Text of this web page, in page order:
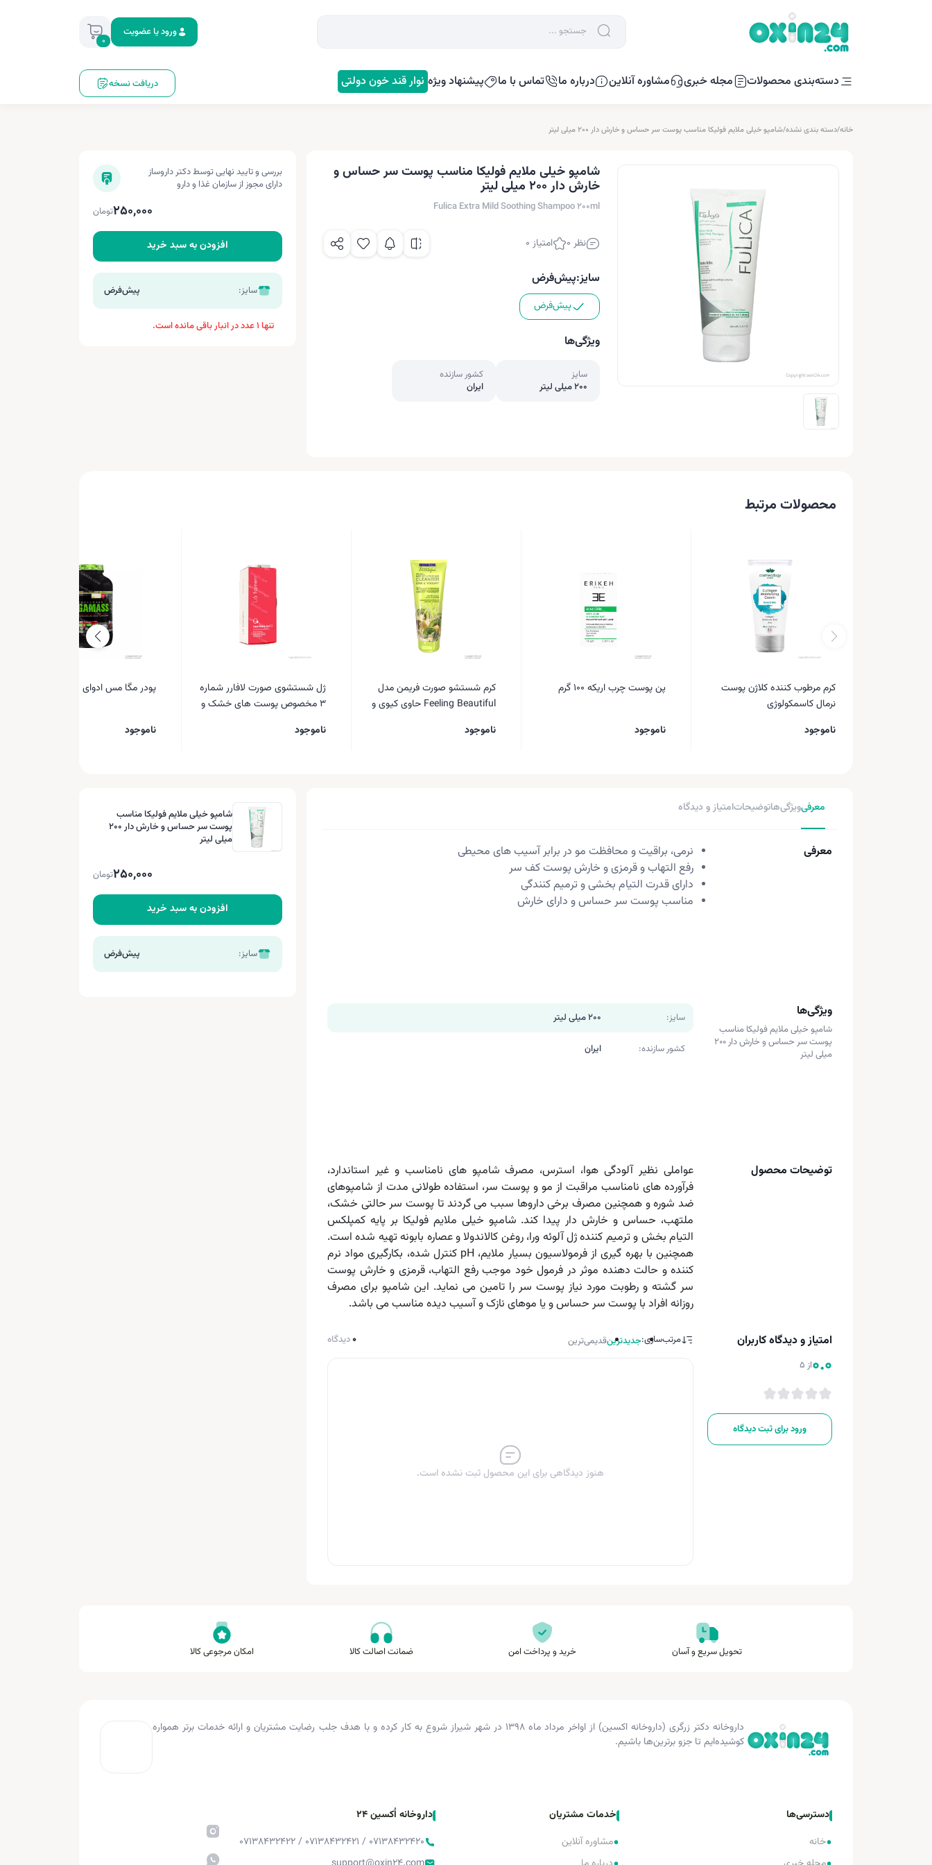
ورود یا عضویت
0
دسته‌بندی محصولات مجله خبری مشاوره آنلاین درباره ما تماس با ما پیشنهاد ویژه نوار قند خون دولتی دریافت نسخه
خانه/دسته بندی نشده/شامپو خیلی ملایم فولیکا مناسب پوست سر حساس و خارش دار ۲۰۰ میلی لیتر
شامپو خیلی ملایم فولیکا مناسب پوست سر حساس و
خارش دار ۲۰۰ میلی لیتر
Fulica Extra Mild Soothing Shampoo 200ml
نظر 0 امتیاز 0
سایز:پیش‌فرض
پیش‌فرض
ویژگی‌ها
سایز
200 میلی لیتر
کشور سازنده
ایران
بررسی و تایید نهایی توسط دکتر داروساز
دارای مجوز از سازمان غذا و دارو
250,000تومان
افزودن به سبد خرید
سایز: پیش‌فرض
تنها 1 عدد در انبار باقی مانده است.
محصولات مرتبط
کرم مرطوب کننده کلاژن پوست
نرمال کاسمکولوژی
ناموجود
پن پوست چرب اریکه 100 گرم
ناموجود
کرم شستشو صورت فریمن مدل
Feeling Beautiful حاوی کیوی و
ناموجود
ژل شستشوی صورت لافارر شماره
۳ مخصوص پوست های خشک و
ناموجود
پودر مگا مس ادوای 4200 گرمی
ناموجود
معرفیویژگی‌هاتوضیحاتامتیاز و دیدگاه
معرفی
نرمی، براقیت و محافظت مو در برابر آسیب های محیطی
رفع التهاب و قرمزی و خارش پوست كف سر
دارای قدرت التیام بخشی و ترمیم کنندگی
مناسب پوست سر حساس و دارای خارش
ویژگی‌ها
شامپو خیلی ملایم فولیکا مناسب
پوست سر حساس و خارش دار ۲۰۰
میلی لیتر
سایز: 200 میلی لیتر
کشور سازنده: ایران
توضیحات محصول
عواملی نظیر آلودگی هوا، استرس، مصرف شامپو های نامناسب و غیر استاندارد،
فرآورده های نامناسب مراقبت از مو و پوست سر، استفاده طولانی مدت از شامپوهای
ضد شوره و همچنین مصرف برخی داروها سبب می گردند تا پوست سر حالتی خشک،
ملتهب، حساس و خارش دار پیدا کند. شامپو خیلی ملایم فولیکا بر پایه کمپلکس
التیام بخش و ترمیم کننده ژل آلوئه ورا، روغن كالاندولا و عصاره بابونه تهیه شده است.
همچنین با بهره گیری از فرمولاسیون بسیار ملایم، pH کنترل شده، بکارگیری مواد نرم
کننده و حالت دهنده موثر در فرمول خود موجب رفع التهاب، قرمزی و خارش پوست
سر گشته و رطوبت مورد نیاز پوست سر را تامین می نماید. این شامپو برای مصرف
روزانه افراد با پوست سر حساس و یا موهای نازک و آسیب دیده مناسب می باشد.
امتیاز و دیدگاه کاربران
0.0از 5
ورود برای ثبت دیدگاه
مرتب‌سازی:جدیدترینقدیمی‌ترین 0دیدگاه
هنوز دیدگاهی برای این محصول ثبت نشده است.
شامپو خیلی ملایم فولیکا مناسب
پوست سر حساس و خارش دار ۲۰۰
میلی لیتر
250,000تومان
افزودن به سبد خرید
سایز: پیش‌فرض
تحویل سریع و آسان خرید و پرداخت امن ضمانت اصالت کالا امکان مرجوعی کالا
داروخانه دکتر زرگری (داروخانه اکسین) از اواخر مرداد ماه ۱۳۹۸ در شهر شیراز شروع به کار کرده و با هدف جلب رضایت مشتریان و ارائه خدمات برتر همواره
کوشیده‌ایم تا جزو برترین‌ها باشیم.
دسترسی‌ها
•خانه
خدمات مشتریان
•مشاوره آنلاین
داروخانه اُکسین 24
۰۷۱۳۸۴۳۲۴۲۰ / ۰۷۱۳۸۴۳۲۴۲۱ / ۰۷۱۳۸۴۳۲۴۲۲